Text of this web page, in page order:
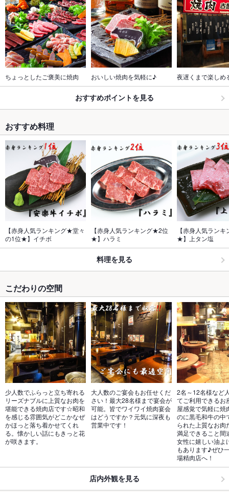
ちょっとしたご褒美に焼肉 おいしい焼肉を気軽に♪ 夜遅くまで楽しめ
おすすめポイントを見る
おすすめ料理
【赤身人気ランキング★堂々
の1位★】イチボ
【赤身人気ランキング★2位
★】ハラミ
【赤身人気ラン
★】上タン塩
料理を見る
こだわりの空間
少人数でふらっと立ち寄れる
リーズナブルに上質なお肉を
堪能できる焼肉店です☆昭和
を感じる雰囲気がどこかなぜ
かほっと落ち着かせてくれ
る。懐かしい話にもきっと花
が咲きます。
大人数のご宴会もお任せくだ
さい！最大28名様まで宴会が
可能。皆でワイワイ焼肉宴会
はどうですか？元気に深夜も
営業中です！
2名～12名様など
てご利用できるお
屋感覚で気軽に
のに黒毛和牛の中
られた上質なお肉
満足できること間
女性に嬉しい油よ
もあります♪ぜひ
場精肉店へ！
店内外観を見る